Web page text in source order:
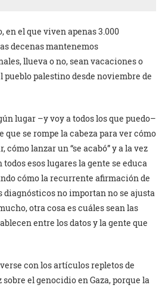
en el que viven apenas 3.000
decenas mantenemos
llueva o no, sean vacaciones o
pueblo palestino desde noviembre de
lugar –y voy a todos los que puedo–
se rompe la cabeza para ver cómo
lanzar un “se acabó” y a la vez
todos esos lugares la gente se educa
cómo la recurrente afirmación de
no importan no se ajusta
otra cosa es cuáles sean las
entre los datos y la gente que
con los artículos repletos de
sobre el genocidio en Gaza, porque la